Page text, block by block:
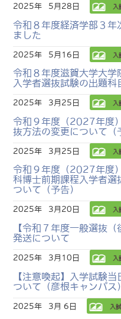
2025年 5月28日 入
令和８年度経済学部３年
ました
2025年 5月16日 入
令和８年度滋賀大学大学
入学者選抜試験の出題科
2025年 3月25日 入
令和９年度（2027年度
抜方法の変更について（
2025年 3月25日 入
令和９年度（2027年度
科博士前期課程入学者選
ついて（予告）
2025年 3月20日 入
【令和７年度一般選抜
発送について
2025年 3月10日 入
【注意喚起】入学試験
ついて（彦根キャンパス
2025年 3月 6日 入